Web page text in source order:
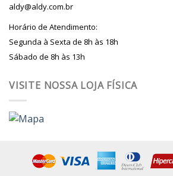
aldy@aldy.com.br
Horário de Atendimento:
Segunda à Sexta de 8h às 18h
Sábado de 8h às 13h
VISITE NOSSA LOJA FÍSICA